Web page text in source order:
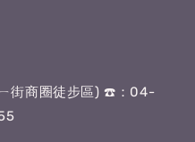
街商圈徒步區) ☎️：04-